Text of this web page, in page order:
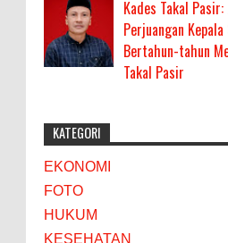
Kades Takal Pasir:
Perjuangan
Bertahun-tahun
Takal Pasir
KATEGORI
EKONOMI
FOTO
HUKUM
KESEHATAN